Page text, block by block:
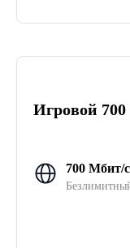
Игровой 700
700 Мбит/с